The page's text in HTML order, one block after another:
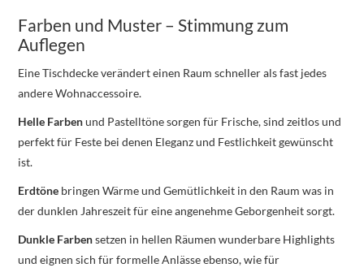
Farben und Muster – Stimmung zum
Auflegen
Eine Tischdecke verändert einen Raum schneller als fast jedes
andere Wohnaccessoire.
Helle Farbenund Pastelltöne sorgen für Frische, sind zeitlos und
perfekt für Feste bei denen Eleganz und Festlichkeit gewünscht
ist.
Erdtöne bringen Wärme und Gemütlichkeit in den Raum was in
der dunklen Jahreszeit für eine angenehme Geborgenheit sorgt.
Dunkle Farbensetzen in hellen Räumen wunderbare Highlights
und eignen sich für formelle Anlässe ebenso, wie für